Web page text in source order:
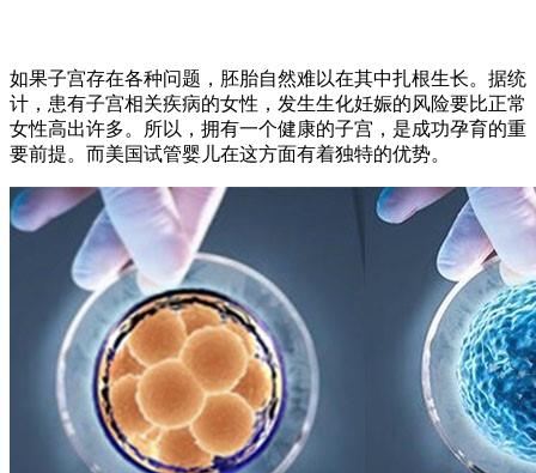
如果子宫存在各种问题，胚胎自然难以在其中扎根生长。据统
计，患有子宫相关疾病的女性，发生生化妊娠的风险要比正常
女性高出许多。所以，拥有一个健康的子宫，是成功孕育的重
要前提。而美国试管婴儿在这方面有着独特的优势。